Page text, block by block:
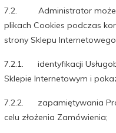
7.2. Administrator może
plikach Cookies podczas
strony Sklepu
7.2.1. identyfikacji
Sklepie Internetowym i
7.2.2. zapamiętywania
celu złożenia Zamówienia;